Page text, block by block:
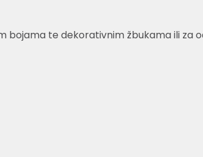
bojama te dekorativnim žbukama ili za